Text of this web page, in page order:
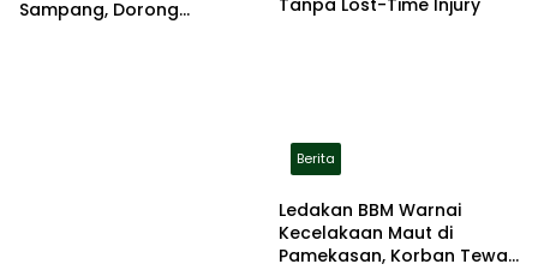
Sampang, Dorong
Berita
Ledakan BBM Warnai
Kecelakaan Maut di
Pamekasan, Korban Tewas